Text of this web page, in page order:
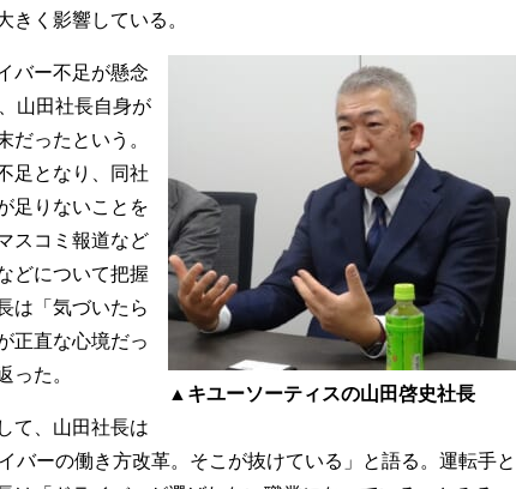
く影響している。
▲キユーソーティスの山田啓史社長
バー不足が懸念
山田社長自身が
ったという。
足となり、同社
足りないことを
スコミ報道など
どについて把握
は「気づいたら
正直な心境だっ
た。
て、山田社長は
バーの働き方改革。そこが抜けている」と語る。運転手と